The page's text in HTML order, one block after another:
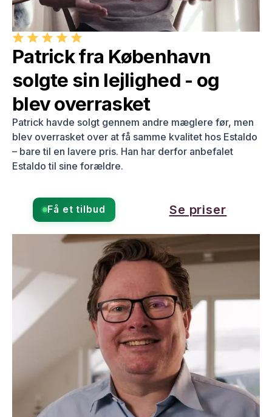
Patrick fra København
solgte sin lejlighed - og
blev overrasket
Patrick havde solgt gennem andre mæglere før, men
blev overrasket over at få samme kvalitet hos Estaldo
– bare til en lavere pris. Han har derfor anbefalet
Estaldo til sine forældre.
Få et tilbud Se priser